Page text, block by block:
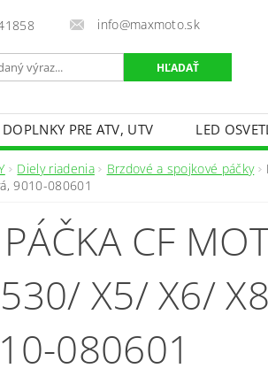
info@maxmoto.sk
DOPLNKY PRE ATV, UTV
LED
Diely riadenia Brzdové a spojkové páčky
9010-080601
CF
X5/ X6/
080601